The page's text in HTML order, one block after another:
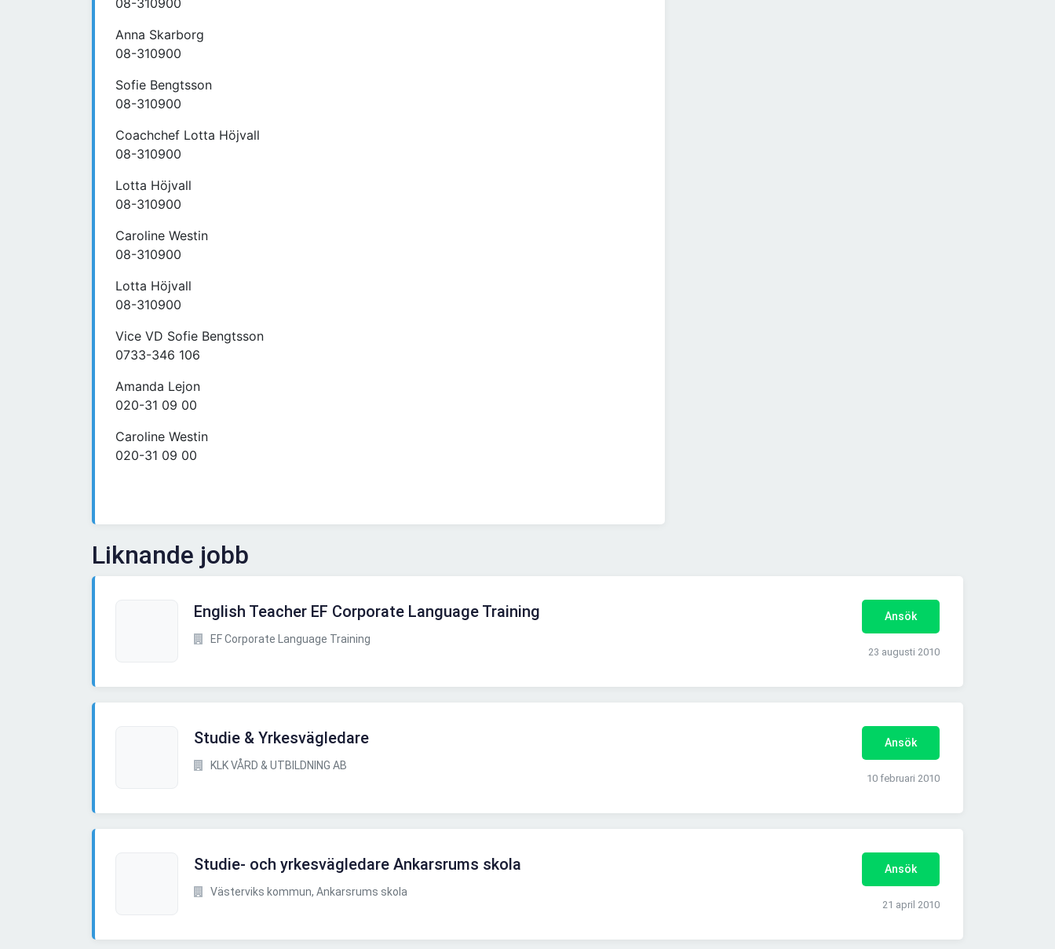
08-310900
Anna Skarborg
08-310900
Sofie Bengtsson
08-310900
Coachchef Lotta Höjvall
08-310900
Lotta Höjvall
08-310900
Caroline Westin
08-310900
Lotta Höjvall
08-310900
Vice VD Sofie Bengtsson
0733-346 106
Amanda Lejon
020-31 09 00
Caroline Westin
020-31 09 00
Liknande jobb
English Teacher EF Corporate Language Training
EF Corporate Language Training
Ansök
23 augusti 2010
Studie & Yrkesvägledare
KLK VÅRD & UTBILDNING AB
Ansök
10 februari 2010
Studie- och yrkesvägledare Ankarsrums skola
Västerviks kommun, Ankarsrums skola
Ansök
21 april 2010